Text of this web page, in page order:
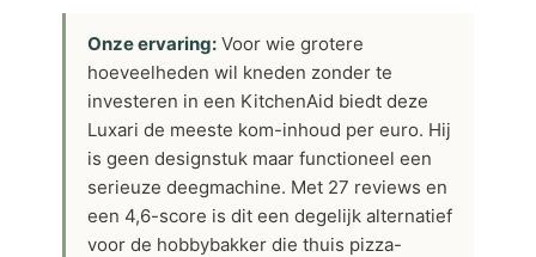
Onze ervaring: Voor wie grotere
hoeveelheden wil kneden zonder te
investeren in een KitchenAid biedt deze
Luxari de meeste kom-inhoud per euro. Hij
is geen designstuk maar functioneel een
serieuze deegmachine. Met 27 reviews en
een 4,6-score is dit een degelijk alternatief
voor de hobbybakker die thuis pizza-